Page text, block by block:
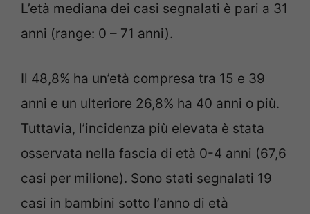
L’età mediana dei casi segnalati è pari a 31
anni (range: 0 – 71 anni).
Il 48,8% ha un’età compresa tra 15 e 39
anni e un ulteriore 26,8% ha 40 anni o più.
Tuttavia, l’incidenza più elevata è stata
osservata nella fascia di età 0-4 anni (67,6
casi per milione). Sono stati segnalati 19
casi in bambini sotto l’anno di età